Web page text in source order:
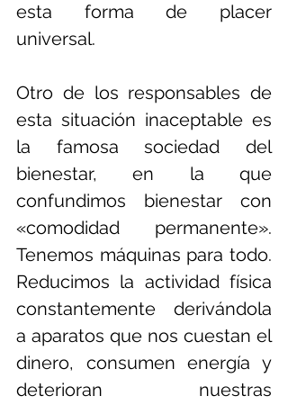
esta forma de placer
universal.
Otro de los responsables de
esta situación inaceptable es
la famosa sociedad del
bienestar, en la que
confundimos bienestar con
«comodidad permanente».
Tenemos máquinas para todo.
Reducimos la actividad física
constantemente derivándola
a aparatos que nos cuestan el
dinero, consumen energía y
deterioran nuestras